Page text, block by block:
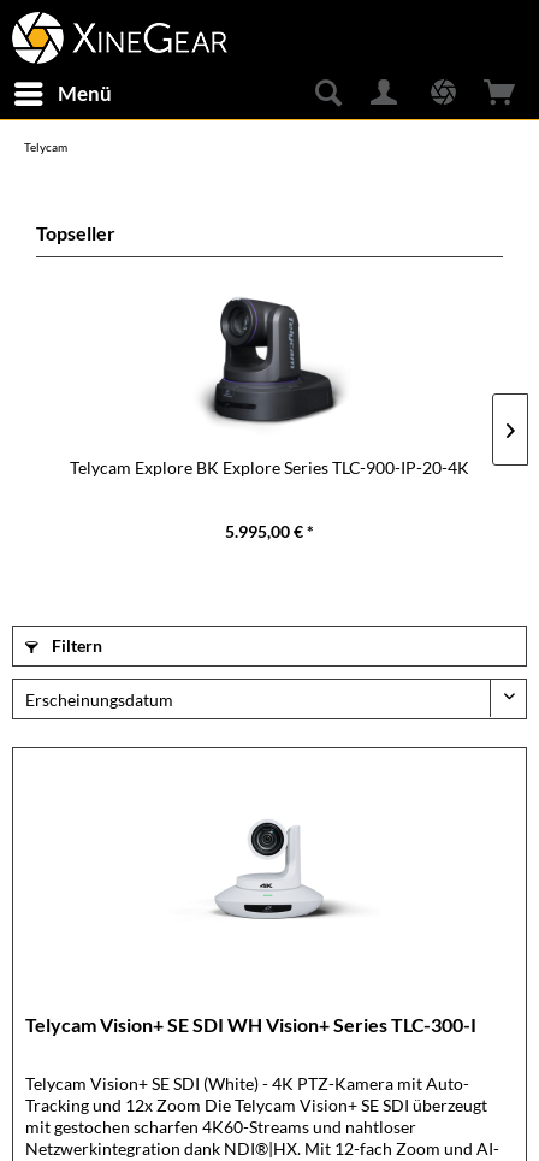
Menü
Telycam
Topseller
Telycam Explore BK Explore Series TLC-900-IP-20-4K
5.995,00 € *
Filtern
Telycam Vision+ SE SDI WH Vision+ Series TLC-300-I
Telycam Vision+ SE SDI (White) - 4K PTZ-Kamera mit Auto-
Tracking und 12x Zoom Die Telycam Vision+ SE SDI überzeugt
mit gestochen scharfen 4K60-Streams und nahtloser
Netzwerkintegration dank NDI®|HX. Mit 12-fach Zoom und AI-